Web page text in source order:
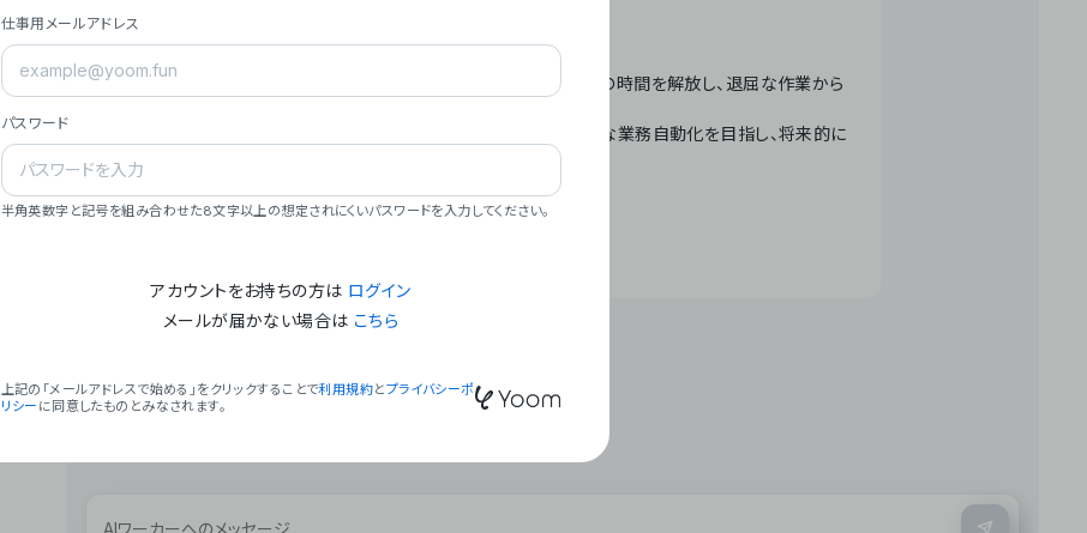
- **ミッション**: 「We Make Time」 – テクノロジーで人々の時間を解放し、退屈な作業から
- **ビジョン**: 「Global Business Automation」 – 世界的な業務自動化を目指し、将来的に
### 会社概要
仕事用メールアドレス
パスワード
半角英数字と記号を組み合わせた8文字以上の想定されにくいパスワードを入力してください。
アカウントをお持ちの方は ログイン
メールが届かない場合は こちら
上記の「メールアドレスで始める」をクリックすることで利用規約とプライバシーポ
リシー に同意したものとみなされます。